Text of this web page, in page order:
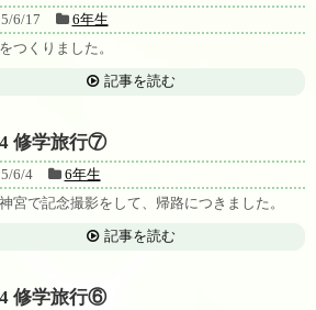
6/17
6年生
つくりました。
記事を読む
修学旅行⑦
6/4
6年生
宮で記念撮影をして、帰路につきました。
記事を読む
修学旅行⑥